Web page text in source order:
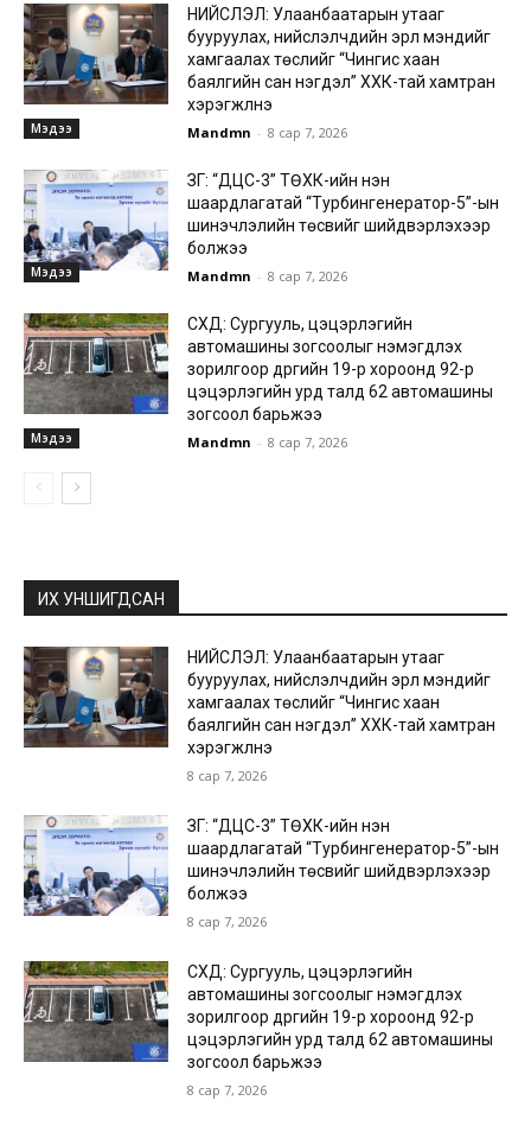
Мэдээ
НИЙСЛЭЛ: Улаанбаатарын утааг
бууруулах, нийслэлчүүдийн эрүүл мэндийг
хамгаалах төслийг “Чингис хаан
баялгийн сан нэгдэл” ХХК-тай хамтран
хэрэгжүүлнэ
Mandmn - 8 сар 7, 2026
Мэдээ
ЗГ: “ДЦС-3” ТӨХК-ийн нэн
шаардлагатай “Турбингенератор-5”-ын
шинэчлэлийн төсвийг шийдвэрлэхээр
болжээ
Mandmn - 8 сар 7, 2026
Мэдээ
СХД: Сургууль, цэцэрлэгийн
автомашины зогсоолыг нэмэгдүүлэх
зорилгоор дүүргийн 19-р хороонд 92-р
цэцэрлэгийн урд талд 62 автомашины
зогсоол барьжээ
Mandmn - 8 сар 7, 2026
ИХ УНШИГДСАН
НИЙСЛЭЛ: Улаанбаатарын утааг
бууруулах, нийслэлчүүдийн эрүүл мэндийг
хамгаалах төслийг “Чингис хаан
баялгийн сан нэгдэл” ХХК-тай хамтран
хэрэгжүүлнэ
8 сар 7, 2026
ЗГ: “ДЦС-3” ТӨХК-ийн нэн
шаардлагатай “Турбингенератор-5”-ын
шинэчлэлийн төсвийг шийдвэрлэхээр
болжээ
8 сар 7, 2026
СХД: Сургууль, цэцэрлэгийн
автомашины зогсоолыг нэмэгдүүлэх
зорилгоор дүүргийн 19-р хороонд 92-р
цэцэрлэгийн урд талд 62 автомашины
зогсоол барьжээ
8 сар 7, 2026